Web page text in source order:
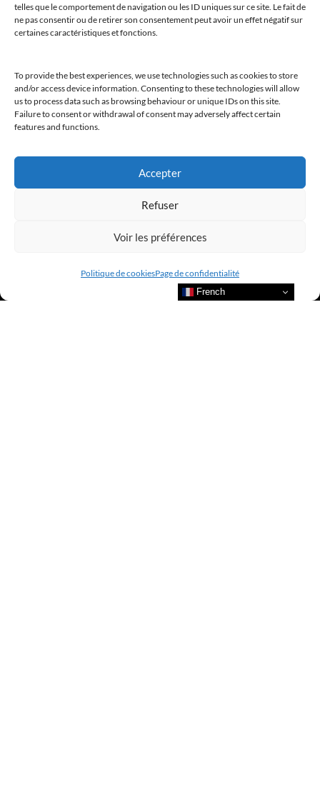
telles que le comportement de navigation ou les ID uniques sur ce site. Le fait de
ne pas consentir ou de retirer son consentement peut avoir un effet négatif sur
certaines caractéristiques et fonctions.
To provide the best experiences, we use technologies such as cookies to store
and/or access device information. Consenting to these technologies will allow
us to process data such as browsing behaviour or unique IDs on this site.
Failure to consent or withdrawal of consent may adversely affect certain
features and functions.
Accepter
Refuser
Voir les préférences
Politique de cookiesPage de confidentialité
@clubamilcar
French